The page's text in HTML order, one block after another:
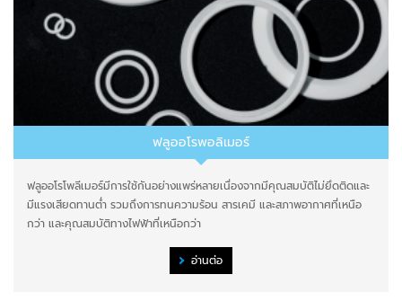
ฟลูออโรพอลิเมอร์
ฟลูออโรโพลีเมอร์มีการใช้กันอย่างแพร่หลายเนื่องจากมีคุณสมบัติไม่ยึดติดและ
มีแรงเสียดทานต่ำ รวมถึงการทนความร้อน สารเคมี และสภาพอากาศที่เหนือ
กว่า และคุณสมบัติทางไฟฟ้าที่เหนือกว่า
อ่านต่อ